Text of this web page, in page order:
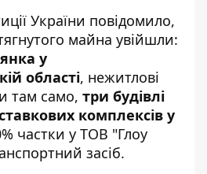
України повідомило,
майна увійшли:
у
області, нежитлові
там само, три будівлі
комплексів у
частки у ТОВ "Глоу
засіб.